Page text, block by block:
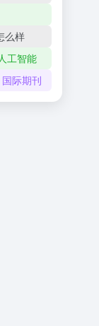
么样
工智能
国际期刊